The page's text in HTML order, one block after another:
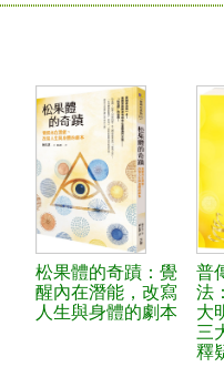
松果體的奇蹟：覺
醒內在潛能，改寫
人生與身體的劇本
普
法
大
三
釋